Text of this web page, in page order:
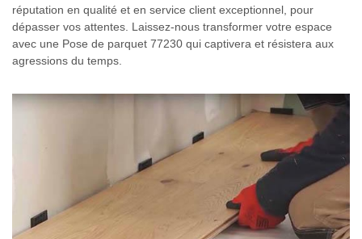
réputation en qualité et en service client exceptionnel, pour
dépasser vos attentes. Laissez-nous transformer votre espace
avec une Pose de parquet 77230 qui captivera et résistera aux
agressions du temps.